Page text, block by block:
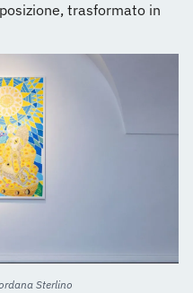
trasformato in
Sterlino